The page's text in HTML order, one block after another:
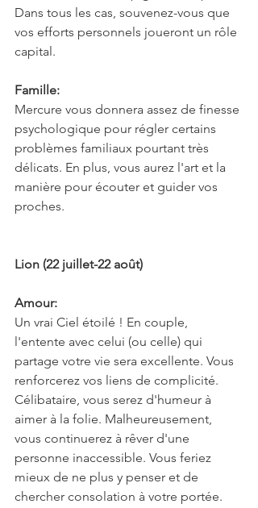
Dans tous les cas, souvenez-vous que
vos efforts personnels joueront un rôle
capital.
Famille:
Mercure vous donnera assez de finesse
psychologique pour régler certains
problèmes familiaux pourtant très
délicats. En plus, vous aurez l'art et la
manière pour écouter et guider vos
proches.
Lion (22 juillet-22 août)
Amour:
Un vrai Ciel étoilé ! En couple,
l'entente avec celui (ou celle) qui
partage votre vie sera excellente. Vous
renforcerez vos liens de complicité.
Célibataire, vous serez d'humeur à
aimer à la folie. Malheureusement,
vous continuerez à rêver d'une
personne inaccessible. Vous feriez
mieux de ne plus y penser et de
chercher consolation à votre portée.